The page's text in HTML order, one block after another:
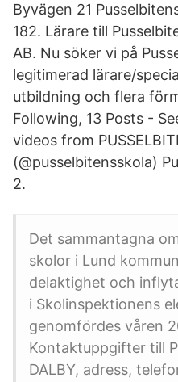
Byvägen 21
182. Lärare till
AB. Nu söker vi på
legitimerad lärare/
utbildning och flera
Following, 13 Posts -
videos from
(@pusselbitensskola)
2.
Det sammantagna
skolor i Lund
delaktighet och
i Skolinspektionens
genomfördes våren
Kontaktuppgifter till
DALBY, adress,